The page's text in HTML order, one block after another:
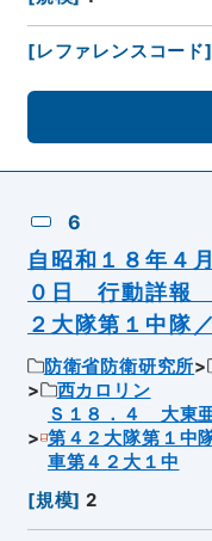
[レファレンスコード]
6
自昭和１８年４
０日 行動詳報
２大隊第１中隊
防衛省防衛研究所
西カロリン
Ｓ１８．４ 大東
第４２大隊第１中
車第４２大１中
[規模] 2